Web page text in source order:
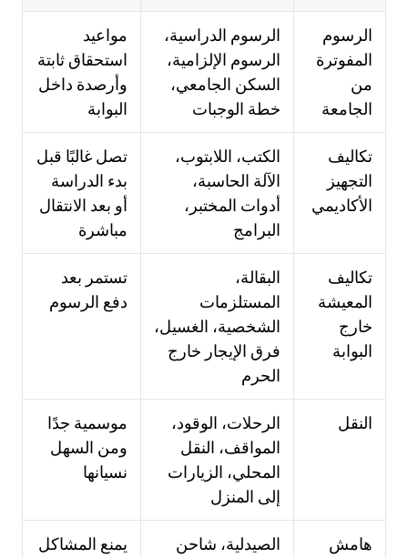
الرسوم
المفوترة
من
الجامعة
الرسوم الدراسية،
الرسوم الإلزامية،
السكن الجامعي،
خطة الوجبات
مواعيد
استحقاق ثابتة
وأرصدة داخل
البوابة
تكاليف
التجهيز
الأكاديمي
الكتب، اللابتوب،
الآلة الحاسبة،
أدوات المختبر،
البرامج
تصل غالبًا قبل
بدء الدراسة
أو بعد الانتقال
مباشرة
تكاليف
المعيشة
خارج
البوابة
البقالة،
المستلزمات
الشخصية، الغسيل،
فرق الإيجار خارج
الحرم
تستمر بعد
دفع الرسوم
النقل
الرحلات، الوقود،
المواقف، النقل
المحلي، الزيارات
إلى المنزل
موسمية جدًا
ومن السهل
نسيانها
هامش
الصيدلية، شاحن
يمنع المشاكل